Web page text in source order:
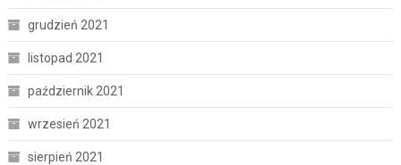
grudzień 2021
listopad 2021
październik 2021
wrzesień 2021
sierpień 2021